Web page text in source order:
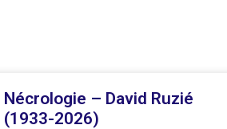
Nécrologie – David Ruzié
(1933-2026)